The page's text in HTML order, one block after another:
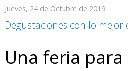
Jueves, 24 de Octubre de 2019
Degustaciones con lo mejor
Una feria